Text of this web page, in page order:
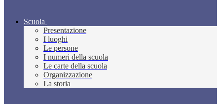
Scuola
Presentazione
I luoghi
Le persone
I numeri della scuola
Le carte della scuola
Organizzazione
La storia